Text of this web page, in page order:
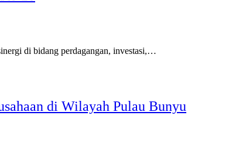
di bidang perdagangan, investasi,…
di Wilayah Pulau Bunyu